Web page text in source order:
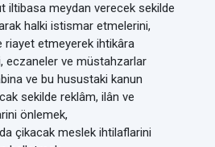
iltibasa meydan verecek sekilde
halki istismar etmelerini,
riayet etmeyerek ihtikâra
eczaneler ve müstahzarlar
ve bu husustaki kanun
sekilde reklâm, ilân ve
önlemek,
çikacak meslek ihtilaflarini